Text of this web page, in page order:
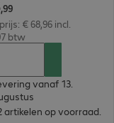
,99
€ 68,96 incl.
btw
vanaf 13.
artikelen op voorraad.